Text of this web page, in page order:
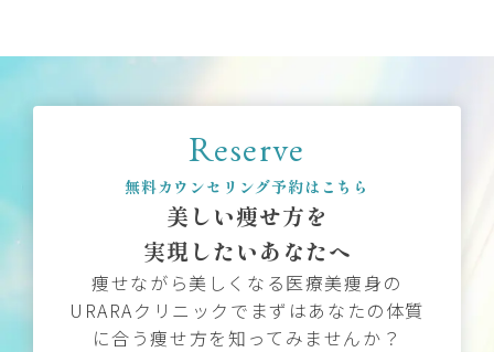
Reserve
無料カウンセリング予約はこちら
美しい痩せ方を
実現したいあなたへ
痩せながら美しくなる医療美痩身の
URARAクリニックでまずはあなたの体質
に合う痩せ方を知ってみませんか？